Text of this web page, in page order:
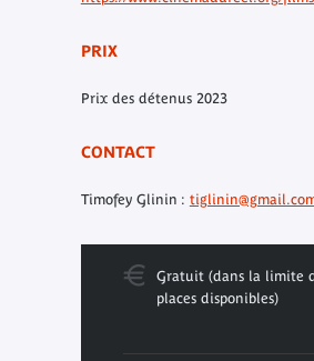
PRIX
Prix des détenus 2023
CONTACT
Timofey Glinin :
Gratuit (dans la limite
places disponibles)